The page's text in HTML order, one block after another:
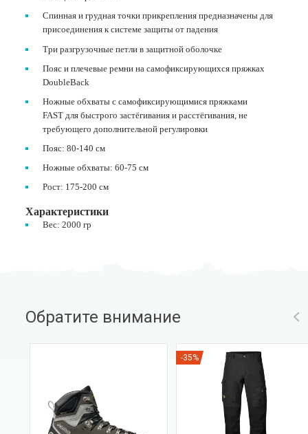
Спинная и грудная точки прикрепления предназначены для
присоединения к системе защиты от падения
Три разгрузочные петли в защитной оболочке
Пояс и плечевые ремни на самофиксирующихся пряжках
DoubleBack
Ножные обхваты с самофиксирующимися пряжками
FAST для быстрого застёгивания и расстёгивания, не
требующего дополнительной регулировки
Пояс: 80-140 см
Ножные обхваты: 60-75 см
Рост: 175-200 см
Характеристики
Вес: 2000 гр
Обратите внимание
-35%